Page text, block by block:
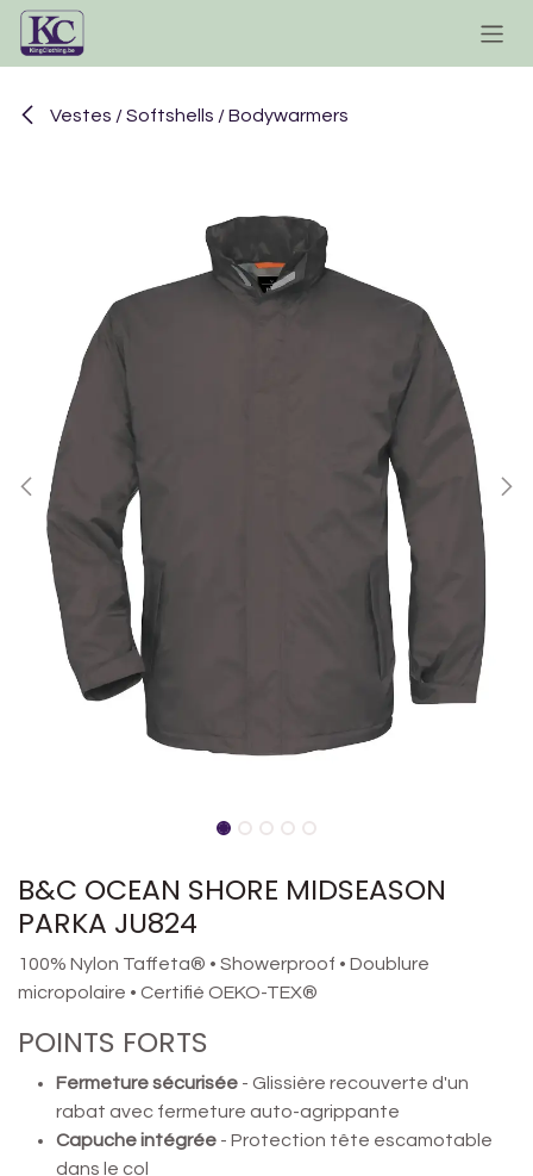
Se rendre au contenu
Vestes / Softshells / Bodywarmers
B&C OCEAN SHORE MIDSEASON
PARKA JU824
100% Nylon Taffeta® • Showerproof • Doublure
micropolaire • Certifié OEKO-TEX®
POINTS FORTS
Fermeture sécurisée - Glissière recouverte d'un
rabat avec fermeture auto-agrippante
Capuche intégrée - Protection tête escamotable
dans le col